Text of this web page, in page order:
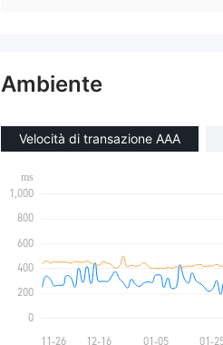
Ambiente
Velocità di transazione AAA